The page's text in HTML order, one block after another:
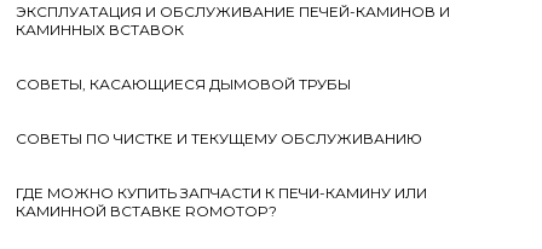
ЭКСПЛУАТАЦИЯ И ОБСЛУЖИВАНИЕ ПЕЧЕЙ-КАМИНОВ И
КАМИННЫХ ВСТАВОК
СОВЕТЫ, КАСАЮЩИЕСЯ ДЫМОВОЙ ТРУБЫ
СОВЕТЫ ПО ЧИСТКЕ И ТЕКУЩЕМУ ОБСЛУЖИВАНИЮ
ГДЕ МОЖНО КУПИТЬ ЗАПЧАСТИ К ПЕЧИ-КАМИНУ ИЛИ
КАМИННОЙ ВСТАВКЕ ROMOTOP?